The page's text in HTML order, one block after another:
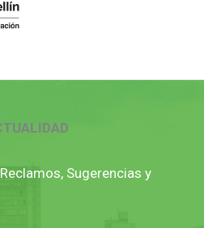
Sugerencias y